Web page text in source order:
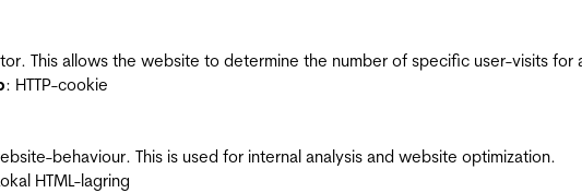
This allows the website to determine the number of specific user-visits for
: HTTP-cookie
behaviour. This is used for internal analysis and website optimization.
HTML-lagring